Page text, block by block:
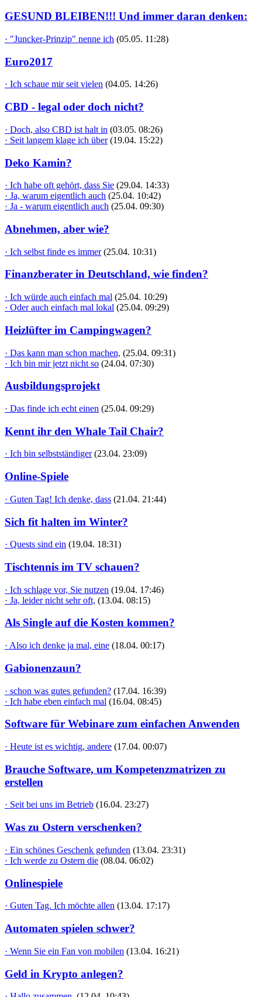
GESUND BLEIBEN!!! Und immer daran denken:
· "Juncker-Prinzip" nenne ich (05.05. 11:28)
Euro2017
· Ich schaue mir seit vielen (04.05. 14:26)
CBD - legal oder doch nicht?
· Doch, also CBD ist halt in (03.05. 08:26)
· Seit langem klage ich über (19.04. 15:22)
Deko Kamin?
· Ich habe oft gehört, dass Sie (29.04. 14:33)
· Ja, warum eigentlich auch (25.04. 10:42)
· Ja - warum eigentlich auch (25.04. 09:30)
Abnehmen, aber wie?
· Ich selbst finde es immer (25.04. 10:31)
Finanzberater in Deutschland, wie finden?
· Ich würde auch einfach mal (25.04. 10:29)
· Oder auch einfach mal lokal (25.04. 09:29)
Heizlüfter im Campingwagen?
· Das kann man schon machen, (25.04. 09:31)
· Ich bin mir jetzt nicht so (24.04. 07:30)
Ausbildungsprojekt
· Das finde ich echt einen (25.04. 09:29)
Kennt ihr den Whale Tail Chair?
· Ich bin selbstständiger (23.04. 23:09)
Online-Spiele
· Guten Tag! Ich denke, dass (21.04. 21:44)
Sich fit halten im Winter?
· Quests sind ein (19.04. 18:31)
Tischtennis im TV schauen?
· Ich schlage vor, Sie nutzen (19.04. 17:46)
· Ja, leider nicht sehr oft, (13.04. 08:15)
Als Single auf die Kosten kommen?
· Also ich denke ja mal, eine (18.04. 00:17)
Gabionenzaun?
· schon was gutes gefunden? (17.04. 16:39)
· Ich habe eben einfach mal (16.04. 08:45)
Software für Webinare zum einfachen Anwenden
· Heute ist es wichtig, andere (17.04. 00:07)
Brauche Software, um Kompetenzmatrizen zu
erstellen
· Seit bei uns im Betrieb (16.04. 23:27)
Was zu Ostern verschenken?
· Ein schönes Geschenk gefunden (13.04. 23:31)
· Ich werde zu Ostern die (08.04. 06:02)
Onlinespiele
· Guten Tag. Ich möchte allen (13.04. 17:17)
Automaten spielen schwer?
· Wenn Sie ein Fan von mobilen (13.04. 16:21)
Geld in Krypto anlegen?